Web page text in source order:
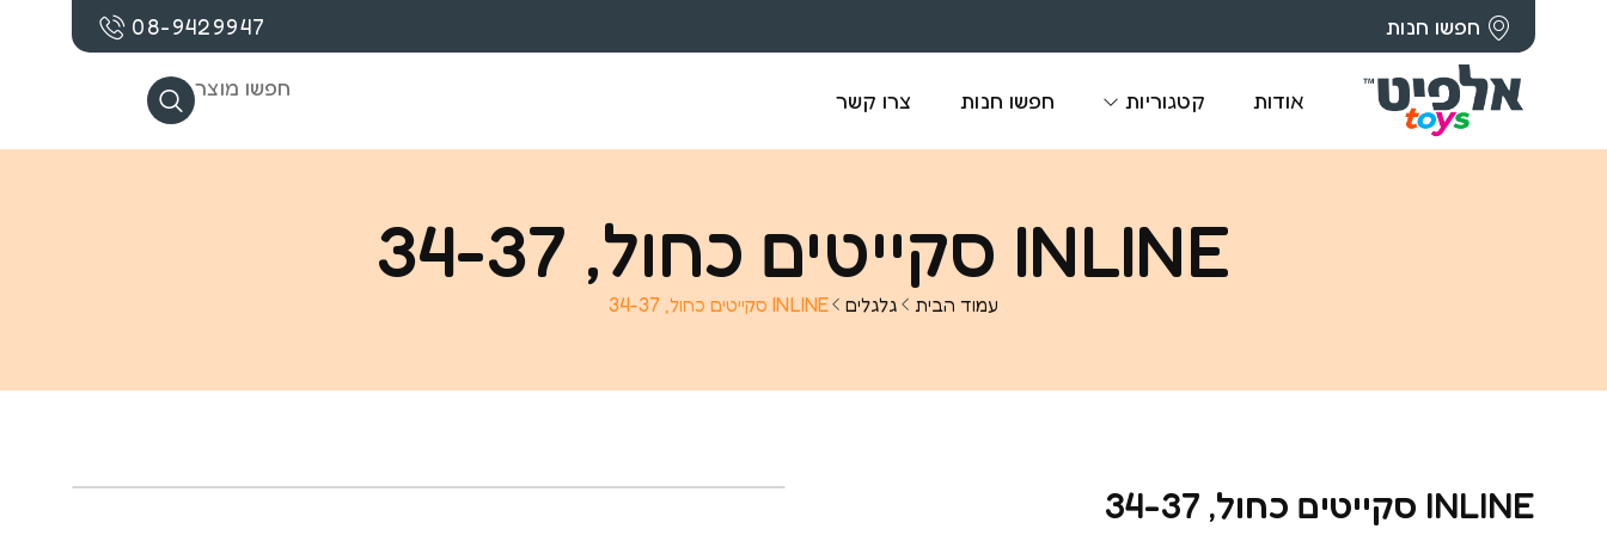
חפשו חנות 08-9429947
אודות קטגוריות חפשו חנות צרו קשר חפשו מוצר
INLINE סקייטים כחול, 34-37
עמוד הבית גלגלים INLINE סקייטים כחול, 34-37
INLINE סקייטים כחול, 34-37